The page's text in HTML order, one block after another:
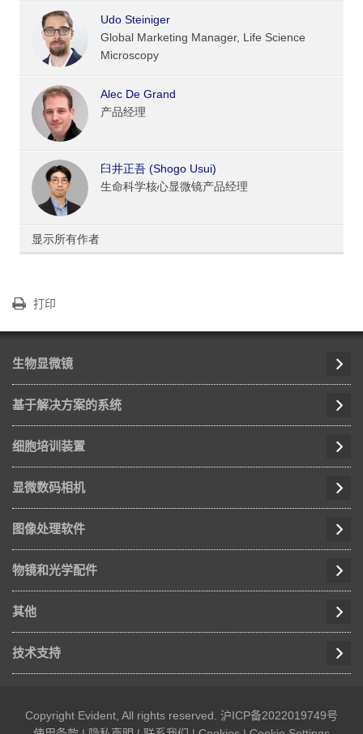
Udo Steiniger
Global Marketing Manager, Life Science
Microscopy
Alec De Grand
产品经理
臼井正吾 (Shogo Usui)
生命科学核心显微镜产品经理
显示所有作者
打印
生物显微镜
基于解决方案的系统
细胞培训装置
显微数码相机
图像处理软件
物镜和光学配件
其他
技术支持
Copyright Evident, All rights reserved. 沪ICP备2022019749号